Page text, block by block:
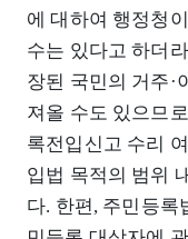
에 대하여 행정청
수는 있다고 하더
장된 국민의 거주·
져올 수도 있으므
록전입신고 수리
입법 목적의 범위
다. 한편, 주민등록